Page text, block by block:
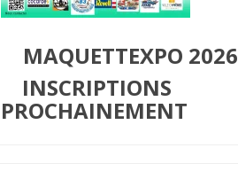
MAQUETTEXPO 2026
INSCRIPTIONS
PROCHAINEMENT